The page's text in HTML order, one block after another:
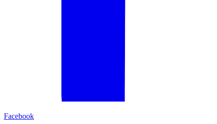
Facebook